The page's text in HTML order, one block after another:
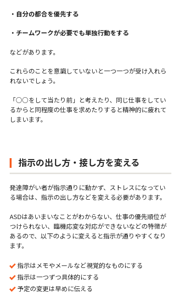
・自分の都合を優先する
・チームワークが必要でも単独行動をする
などがあります。
これらのことを意識していないと一つ一つが受け入れら
れないでしょう。
「○○をして当たり前」と考えたり、同じ仕事をしてい
るからと同程度の仕事を求めたりすると精神的に疲れて
しまいます。
指示の出し方・接し方を変える
発達障がい者が指示通りに動かず、ストレスになってい
る場合は、指示の出し方などを変える必要があります。
ASDはあいまいなことがわからない、仕事の優先順位が
つけられない、臨機応変な対応ができないなどの特徴が
あるので、以下のように変えると指示が通りやすくなり
ます。
指示はメモやメールなど視覚的なものにする
指示は一つずつ具体的にする
予定の変更は早めに伝える